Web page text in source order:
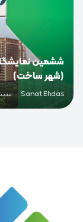
ششمین
(شهر ساخت)
Sanat Ehdas
·